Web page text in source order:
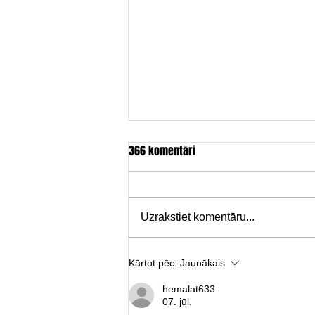
Satiksmes ierobežojumi Cēsu
pilsētas svētkos un operas
“Zīgfrīds” laikā
366 komentāri
Uzrakstiet komentāru...
Kārtot pēc: Jaunākais
hemalat633
07. jūl.